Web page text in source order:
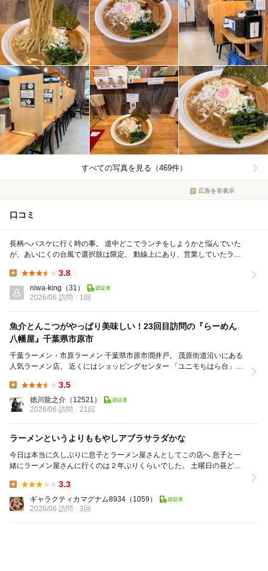
すべての写真を見る（469件）
広告を非表示
口コミ
長柄へバスケに行く時の事。 道中どこでランチをしようかと悩んでいた
が、あいにくの台風で選択肢は限定。 動線上にあり、営業していたラー
3.8
niwa-king （31）
2026/06 訪問
1回
魚介とんこつがやっぱり美味しい！23回目訪問の『らーめん
八幡屋』千葉県市原市
千葉ラーメン・市原ラーメン 千葉県市原市潤井戸。 茂原街道沿いにある
人気ラーメン店。 近くにはショッピングセンター 「ユニモちはら台」も
3.5
徳川龍之介 （12521）
2026/06 訪問
21回
ラーメンというよりももやしアブラサラダかな
今日は本当に久しぶりに息子とラーメン屋さんとしてこの店へ 息子と一
緒にラーメン屋さんに行くのは２年ぶりくらいでした。 土曜日の昼ど
3.3
ギャラクティカマグナム8934 （1059）
2026/06 訪問
3回